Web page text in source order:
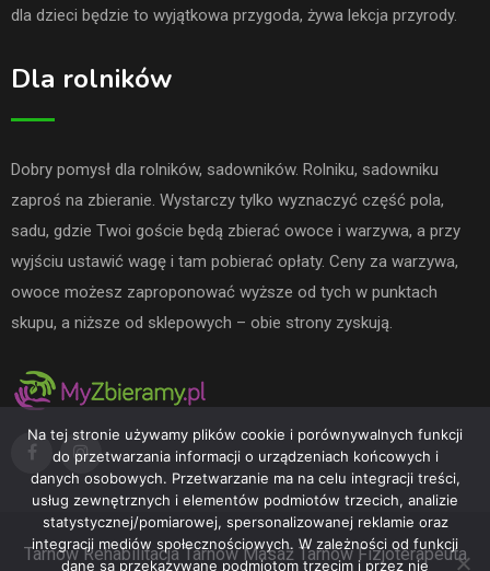
dla dzieci będzie to wyjątkowa przygoda, żywa lekcja przyrody.
Dla rolników
Dobry pomysł dla rolników, sadowników. Rolniku, sadowniku
zaproś na zbieranie. Wystarczy tylko wyznaczyć część pola,
sadu, gdzie Twoi goście będą zbierać owoce i warzywa, a przy
wyjściu ustawić wagę i tam pobierać opłaty. Ceny za warzywa,
owoce możesz zaproponować wyższe od tych w punktach
skupu, a niższe od sklepowych – obie strony zyskują.
Tarnów Rehabilitacja Tarnów Masaż Tarnów Fizjoterapeuta
Na tej stronie używamy plików cookie i porównywalnych funkcji
do przetwarzania informacji o urządzeniach końcowych i
danych osobowych. Przetwarzanie ma na celu integracji treści,
usług zewnętrznych i elementów podmiotów trzecich, analizie
statystycznej/pomiarowej, spersonalizowanej reklamie oraz
integracji mediów społecznościowych. W zależności od funkcji
dane są przekazywane podmiotom trzecim i przez nie